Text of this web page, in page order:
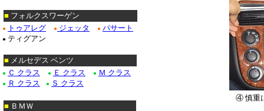
④ 慎重
■ フォルクスワーゲン
● トゥアレグ ● ジェッタ ● パサート
● ティグアン
■ メルセデス ベンツ
● Ｃ クラス ● Ｅ クラス ● Ｍ クラス
● Ｒ クラス ● Ｓ クラス
■ ＢＭＷ